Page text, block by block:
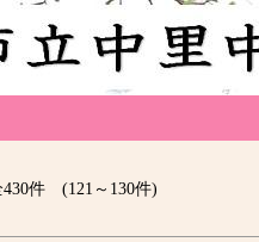
430件 (121～130件)